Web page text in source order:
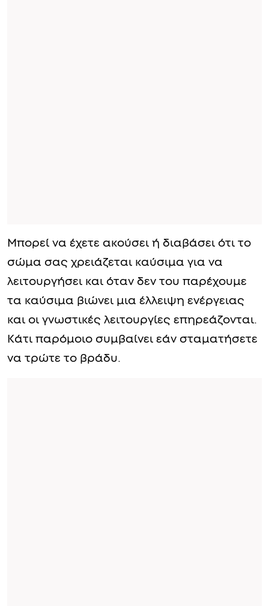
Μπορεί να έχετε ακούσει ή διαβάσει ότι το
σώμα σας χρειάζεται καύσιμα για να
λειτουργήσει και όταν δεν του παρέχουμε
τα καύσιμα βιώνει μια έλλειψη ενέργειας
και οι γνωστικές λειτουργίες επηρεάζονται.
Κάτι παρόμοιο συμβαίνει εάν σταματήσετε
να τρώτε το βράδυ.